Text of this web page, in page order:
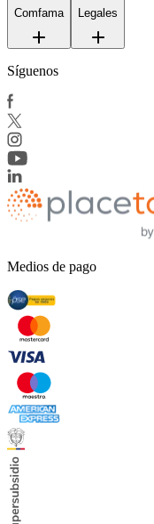
Comfama Legales
Síguenos
Medios de pago